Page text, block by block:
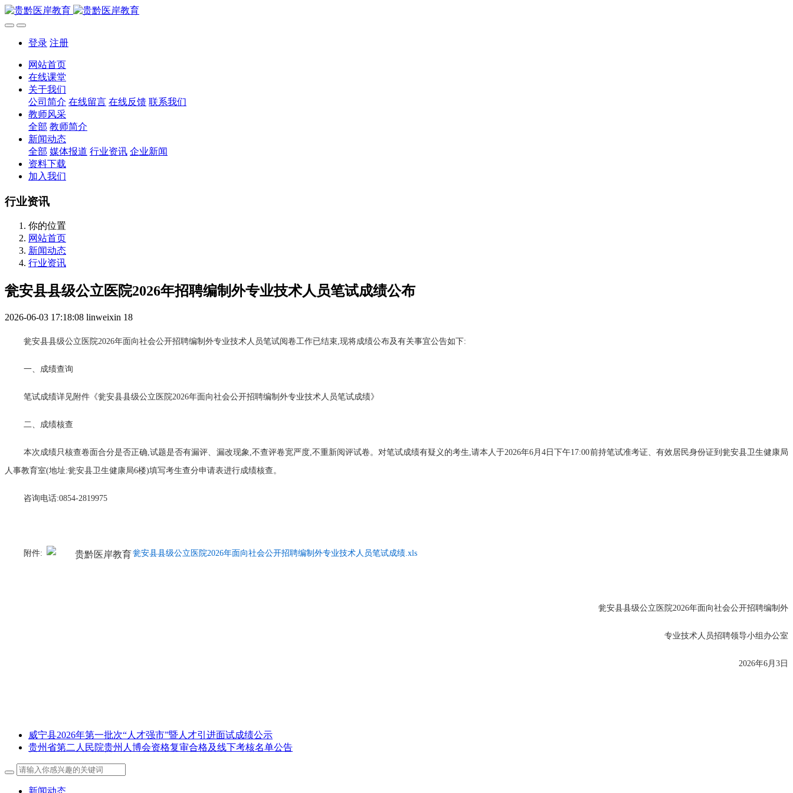
登录 注册
网站首页
在线课堂
关于我们
公司简介 在线留言 在线反馈 联系我们
教师风采
全部 教师简介
新闻动态
全部 媒体报道 行业资讯 企业新闻
资料下载
加入我们
行业资讯
你的位置
网站首页
新闻动态
行业资讯
瓮安县县级公立医院2026年招聘编制外专业技术人员笔试成绩公布
2026-06-03 17:18:08 linweixin 18
瓮安县县级公立医院2026年面向社会公开招聘编制外专业技术人员笔试阅卷工作已结束,现将成绩公布及有关事宜公告如下:
一、成绩查询
笔试成绩详见附件《瓮安县县级公立医院2026年面向社会公开招聘编制外专业技术人员笔试成绩》
二、成绩核查
本次成绩只核查卷面合分是否正确,试题是否有漏评、漏改现象,不查评卷宽严度,不重新阅评试卷。对笔试成绩有疑义的考生,请本人于2026年6月4日下午17:00前持笔试准考证、有效居民身份证到瓮安县卫生健康局
人事教育室(地址:瓮安县卫生健康局6楼)填写考生查分申请表进行成绩核查。
咨询电话:0854-2819975
附件: 瓮安县县级公立医院2026年面向社会公开招聘编制外专业技术人员笔试成绩.xls
瓮安县县级公立医院2026年面向社会公开招聘编制外
专业技术人员招聘领导小组办公室
2026年6月3日
威宁县2026年第一批次“人才强市”暨人才引进面试成绩公示
贵州省第二人民院贵州人博会资格复审合格及线下考核名单公告